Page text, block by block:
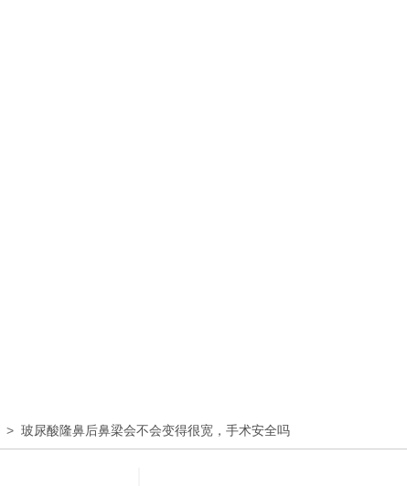
> 玻尿酸隆鼻后鼻梁会不会变得很宽，手术安全吗